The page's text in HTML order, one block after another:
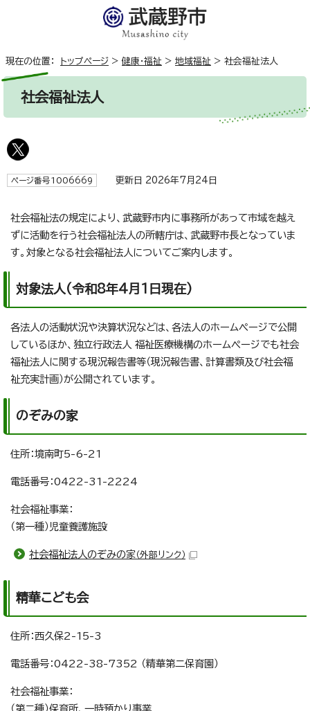
現在の位置： トップページ > 健康・福祉 > 地域福祉 > 社会福祉法人
社会福祉法人
ページ番号1006669 更新日 2026年7月24日
社会福祉法の規定により、武蔵野市内に事務所があって市域を越え
ずに活動を行う社会福祉法人の所轄庁は、武蔵野市長となっていま
す。対象となる社会福祉法人についてご案内します。
対象法人(令和8年4月1日現在)
各法人の活動状況や決算状況などは、各法人のホームページで公開
しているほか、独立行政法人 福祉医療機構のホームページでも社会
福祉法人に関する現況報告書等（現況報告書、計算書類及び社会福
祉充実計画）が公開されています。
のぞみの家
住所：境南町5-6-21
電話番号：0422-31-2224
社会福祉事業：
（第一種）児童養護施設
社会福祉法人のぞみの家（外部リンク）
精華こども会
住所：西久保2-15-3
電話番号：0422-38-7352 （精華第二保育園）
社会福祉事業：
（第二種）保育所、一時預かり事業